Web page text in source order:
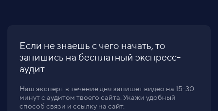
Если не знаешь с чего начать, то
запишись на бесплатный экспресс-
аудит
Наш эксперт в течение дня запишет видео на 15-30
минут с аудитом твоего сайта. Укажи удобный
способ связи и ссылку на сайт.